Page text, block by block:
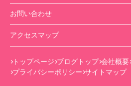
お問い合わせ
アクセスマップ
トップページ ブログトップ 会社概要
プライバシーポリシー サイトマップ